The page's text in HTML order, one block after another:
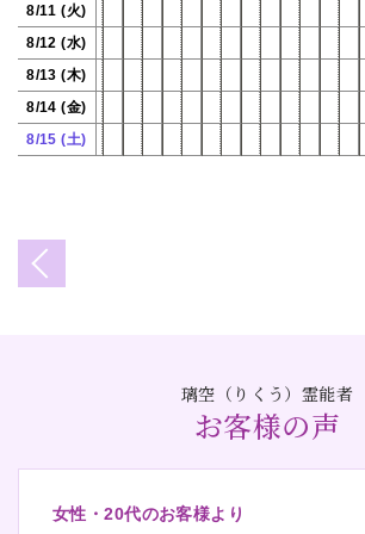
8/11 (火)
8/12 (水)
8/13 (木)
8/14 (金)
8/15 (土)
璃空（りくう）霊能者
お客様の声
女性・20代のお客様より